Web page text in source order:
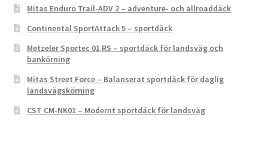
Mitas Enduro Trail-ADV 2 – adventure- och allroaddäck
Continental SportAttack 5 – sportdäck
Metzeler Sportec 01 RS – sportdäck för landsväg och
bankörning
Mitas Street Force – Balanserat sportdäck för daglig
landsvägskörning
CST CM-NK01 – Modernt sportdäck för landsväg